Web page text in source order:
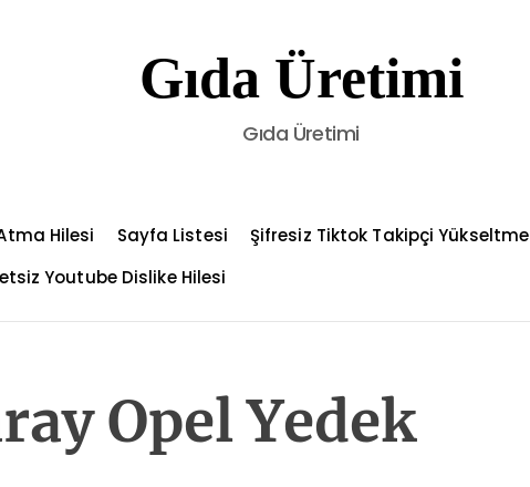
Gıda Üretimi
Gıda Üretimi
Hilesi Sayfa Listesi Şifresiz Tiktok Takipçi Yükseltme
Youtube Dislike Hilesi
Opel Yedek